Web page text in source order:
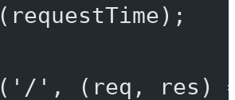
(requestTime);
( '/' , ( req , res )